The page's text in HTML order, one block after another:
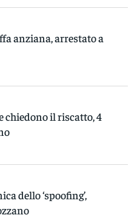
anziana, arrestato a
chiedono il riscatto, 4
dello ‘spoofing’,